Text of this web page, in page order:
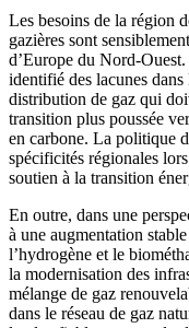
Les besoins de la région
gazières sont
d’Europe du Nord-
identifié des lacunes
distribution de gaz qui
transition plus poussée
en carbone. La politique
spécificités régionales
soutien à la transition
En outre, dans une
à une augmentation
l’hydrogène et le
la modernisation des
mélange de gaz
dans le réseau de gaz